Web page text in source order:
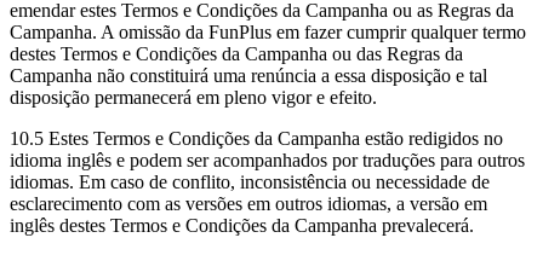
emendar estes Termos e Condições da Campanha ou as Regras da
Campanha. A omissão da FunPlus em fazer cumprir qualquer termo
destes Termos e Condições da Campanha ou das Regras da
Campanha não constituirá uma renúncia a essa disposição e tal
disposição permanecerá em pleno vigor e efeito.
10.5 Estes Termos e Condições da Campanha estão redigidos no
idioma inglês e podem ser acompanhados por traduções para outros
idiomas. Em caso de conflito, inconsistência ou necessidade de
esclarecimento com as versões em outros idiomas, a versão em
inglês destes Termos e Condições da Campanha prevalecerá.